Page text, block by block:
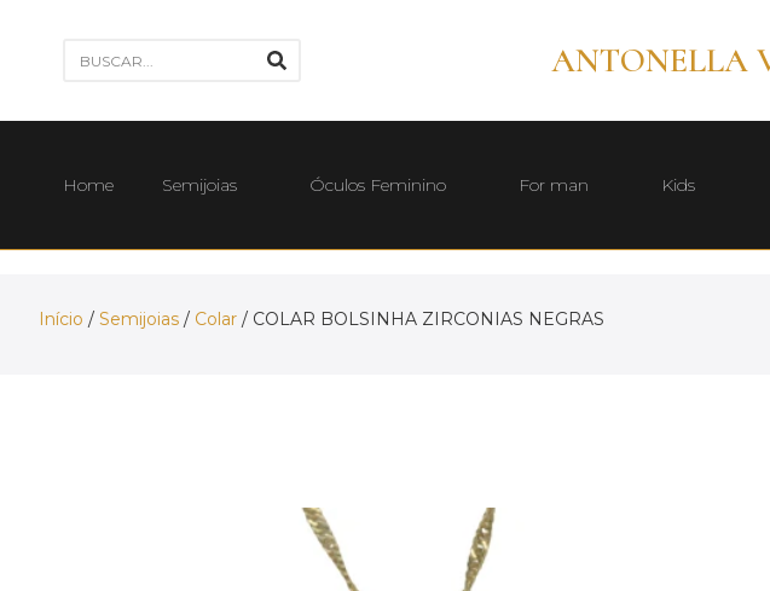
ANTONELLA
Home Semijoias Óculos Feminino For man Kids
Início / Semijoias / Colar / COLAR BOLSINHA ZIRCONIAS NEGRAS